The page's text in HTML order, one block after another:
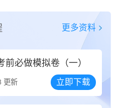
更多资料
必做模拟卷（一）
更新 立即下载